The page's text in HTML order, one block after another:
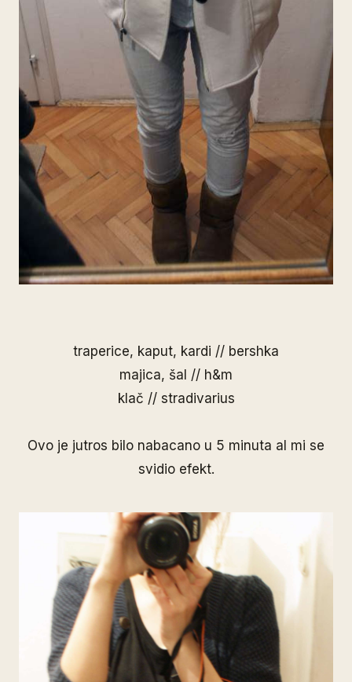
traperice, kaput, kardi // bershka
majica, šal // h&m
klač // stradivarius
Ovo je jutros bilo nabacano u 5 minuta al mi se
svidio efekt.